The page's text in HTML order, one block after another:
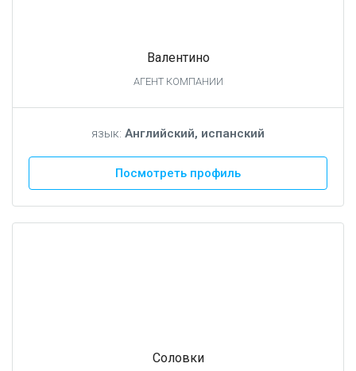
Валентино
АГЕНТ КОМПАНИИ
язык: Английский, испанский
Посмотреть профиль
Соловки